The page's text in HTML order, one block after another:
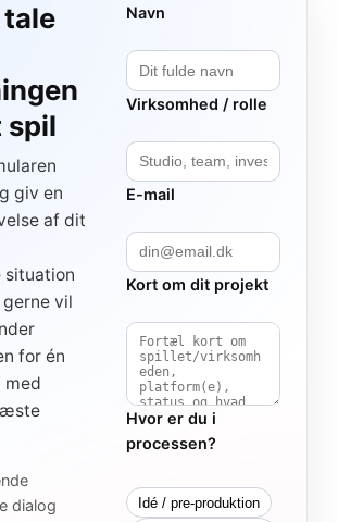
tale
spil
giv en
af dit
vil
for én
med
dialog
Navn
Virksomhed / rolle
E-mail
Kort om dit projekt
Hvor er du i
processen?
Idé / pre-produktion